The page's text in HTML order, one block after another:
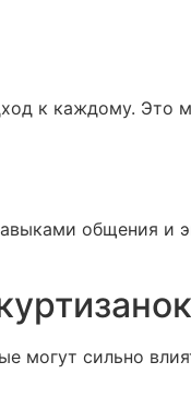
к каждому. Это
общения и
могут сильно